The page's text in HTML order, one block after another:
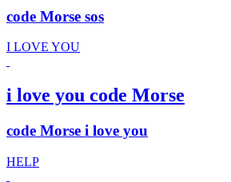
code Morse sos
I LOVE YOU
i love you code Morse
code Morse i love you
HELP